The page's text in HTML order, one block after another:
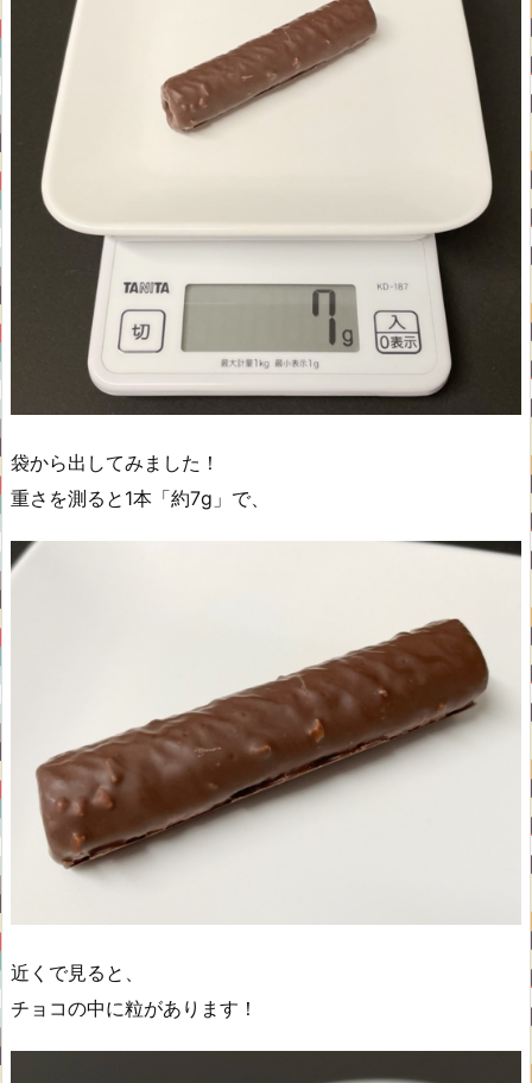
袋から出してみました！
重さを測ると1本「約7g」で、
近くで見ると、
チョコの中に粒があります！